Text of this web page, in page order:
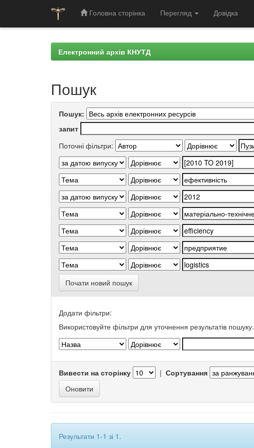
Головна сторінка Перегляд Довідка
Електронний архів КНУТД
Пошук
Пошук:
запит
Поточні фільтри:
Почати новий пошук
Додати фільтри:
Використовуйте фільтри для уточнення результатів пошуку.
Вивести на сторінку | Сортування
Результати 1-1 зі 1.